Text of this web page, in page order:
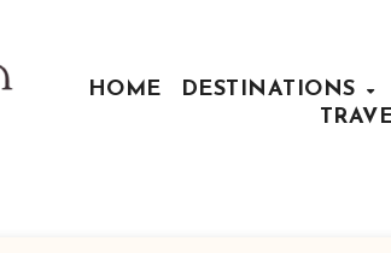
HOME DESTINATIONS